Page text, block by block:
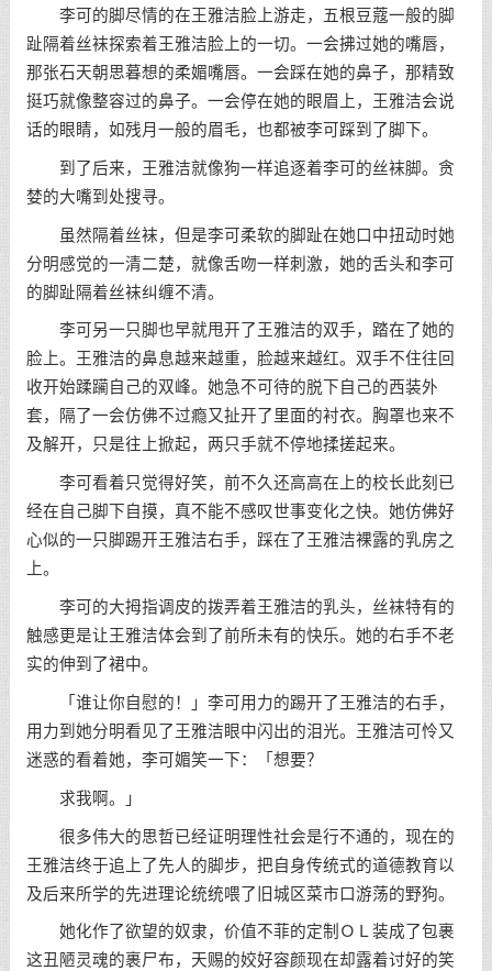
李可的脚尽情的在王雅洁脸上游走，五根豆蔻一般的脚
趾隔着丝袜探索着王雅洁脸上的一切。一会拂过她的嘴唇，
那张石天朝思暮想的柔媚嘴唇。一会踩在她的鼻子，那精致
挺巧就像整容过的鼻子。一会停在她的眼眉上，王雅洁会说
话的眼睛，如残月一般的眉毛，也都被李可踩到了脚下。
到了后来，王雅洁就像狗一样追逐着李可的丝袜脚。贪
婪的大嘴到处搜寻。
虽然隔着丝袜，但是李可柔软的脚趾在她口中扭动时她
分明感觉的一清二楚，就像舌吻一样刺激，她的舌头和李可
的脚趾隔着丝袜纠缠不清。
李可另一只脚也早就甩开了王雅洁的双手，踏在了她的
脸上。王雅洁的鼻息越来越重，脸越来越红。双手不住往回
收开始蹂躏自己的双峰。她急不可待的脱下自己的西装外
套，隔了一会仿佛不过瘾又扯开了里面的衬衣。胸罩也来不
及解开，只是往上掀起，两只手就不停地揉搓起来。
李可看着只觉得好笑，前不久还高高在上的校长此刻已
经在自己脚下自摸，真不能不感叹世事变化之快。她仿佛好
心似的一只脚踢开王雅洁右手，踩在了王雅洁裸露的乳房之
上。
李可的大拇指调皮的拨弄着王雅洁的乳头，丝袜特有的
触感更是让王雅洁体会到了前所未有的快乐。她的右手不老
实的伸到了裙中。
「谁让你自慰的！」李可用力的踢开了王雅洁的右手，
用力到她分明看见了王雅洁眼中闪出的泪光。王雅洁可怜又
迷惑的看着她，李可媚笑一下：「想要？
求我啊。」
很多伟大的思哲已经证明理性社会是行不通的，现在的
王雅洁终于追上了先人的脚步，把自身传统式的道德教育以
及后来所学的先进理论统统喂了旧城区菜市口游荡的野狗。
她化作了欲望的奴隶，价值不菲的定制ＯＬ装成了包裹
这丑陋灵魂的裹尸布，天赐的姣好容颜现在却露着讨好的笑